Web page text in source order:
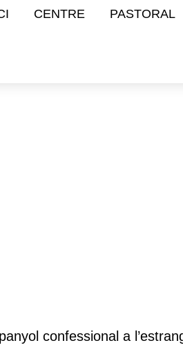
CENTRE PASTORAL
confessional a